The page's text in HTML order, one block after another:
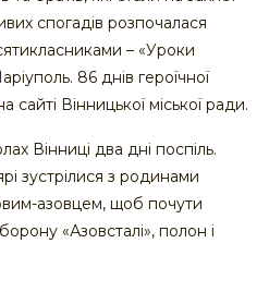
спогадів розпочалася
– «Уроки
86 днів героїчної
сайті Вінницької міської ради.
Вінниці два дні поспіль.
зустрілися з родинами
азовцем, щоб почути
«Азовсталі», полон і